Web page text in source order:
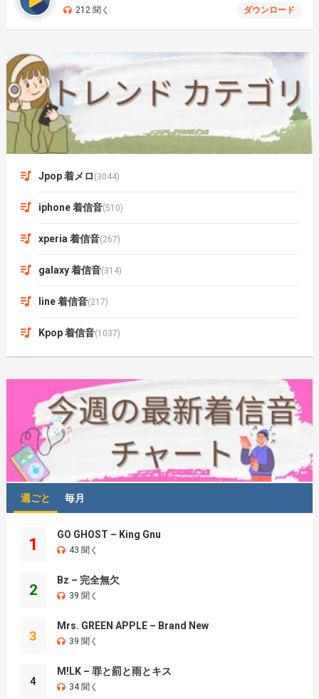
212 聞く ダウンロード
Jpop 着メロ (3044)
iphone 着信音(510)
xperia 着信音(267)
galaxy 着信音(314)
line 着信音(217)
Kpop 着信音(1037)
週ごと 毎月
1
GO GHOST – King Gnu
43 聞く
2
Bz – 完全無欠
39 聞く
3
Mrs. GREEN APPLE – Brand New
39 聞く
4
M!LK – 罪と罰と雨とキス
34 聞く